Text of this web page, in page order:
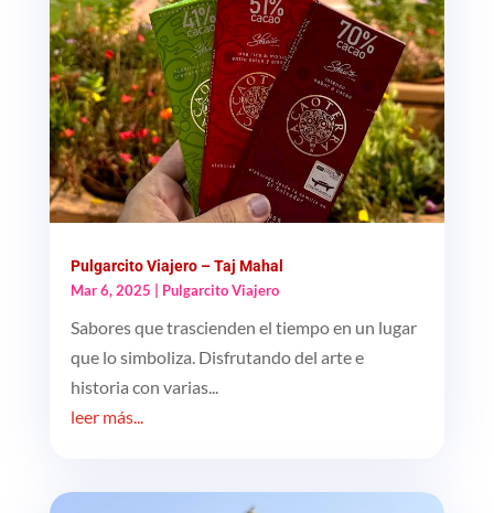
Pulgarcito Viajero – Taj Mahal
Mar 6, 2025
Pulgarcito Viajero
Sabores que trascienden el tiempo en un lugar
que lo simboliza. Disfrutando del arte e
historia con varias...
leer más...